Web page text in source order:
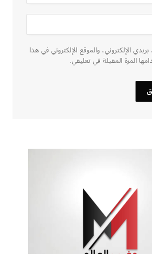
الإلكتروني، والموقع الإلكتروني في هذا
المرة المقبلة في تعليقي.